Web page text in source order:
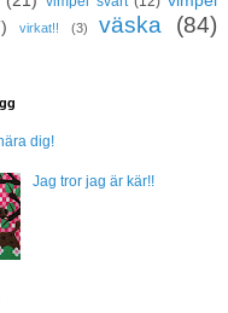
virkat!! (3) väska (84)
dig!
Jag tror jag är kär!!